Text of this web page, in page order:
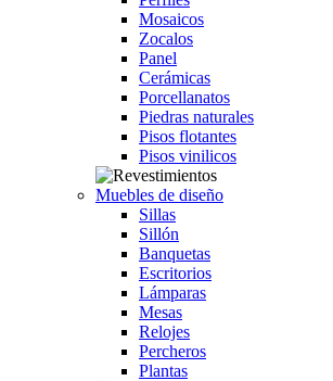
Mosaicos
Zocalos
Panel
Cerámicas
Porcellanatos
Piedras naturales
Pisos flotantes
Pisos vinilicos
Muebles de diseño
Sillas
Sillón
Banquetas
Escritorios
Lámparas
Mesas
Relojes
Percheros
Plantas